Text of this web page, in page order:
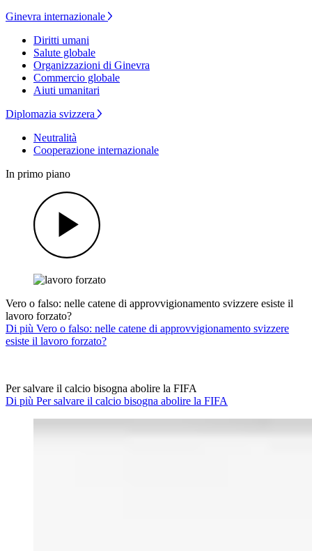
Ginevra internazionale
Diritti umani
Salute globale
Organizzazioni di Ginevra
Commercio globale
Aiuti umanitari
Diplomazia svizzera
Neutralità
Cooperazione internazionale
In primo piano
Vero o falso: nelle catene di approvvigionamento svizzere esiste il
lavoro forzato?
Di più Vero o falso: nelle catene di approvvigionamento svizzere
esiste il lavoro forzato?
Per salvare il calcio bisogna abolire la FIFA
Di più Per salvare il calcio bisogna abolire la FIFA